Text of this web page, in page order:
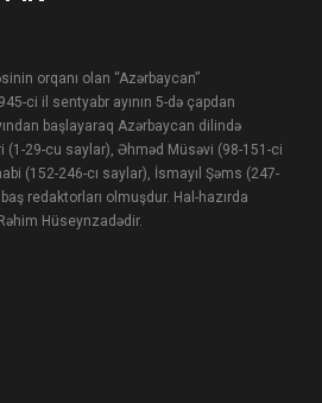
orqanı olan “Azərbaycan”
ci il sentyabr ayının 5-də çapdan
başlayaraq Azərbaycan dilində
(1-29-cu saylar), Əhməd Müsəvi (98-151-ci
(152-246-cı saylar), İsmayıl Şəms (247-
redaktorları olmuşdur. Hal-hazırda
Hüseynzadədir.